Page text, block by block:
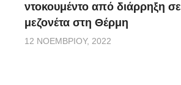
ντοκουμέντο από διάρρηξη σε
μεζονέτα στη Θέρμη
12 ΝΟΕΜΒΡΊΟΥ, 2022